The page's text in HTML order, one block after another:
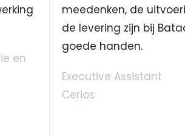
en
meedenken, de
de levering zijn bij
goede handen.
Executive Assistant
Cerios